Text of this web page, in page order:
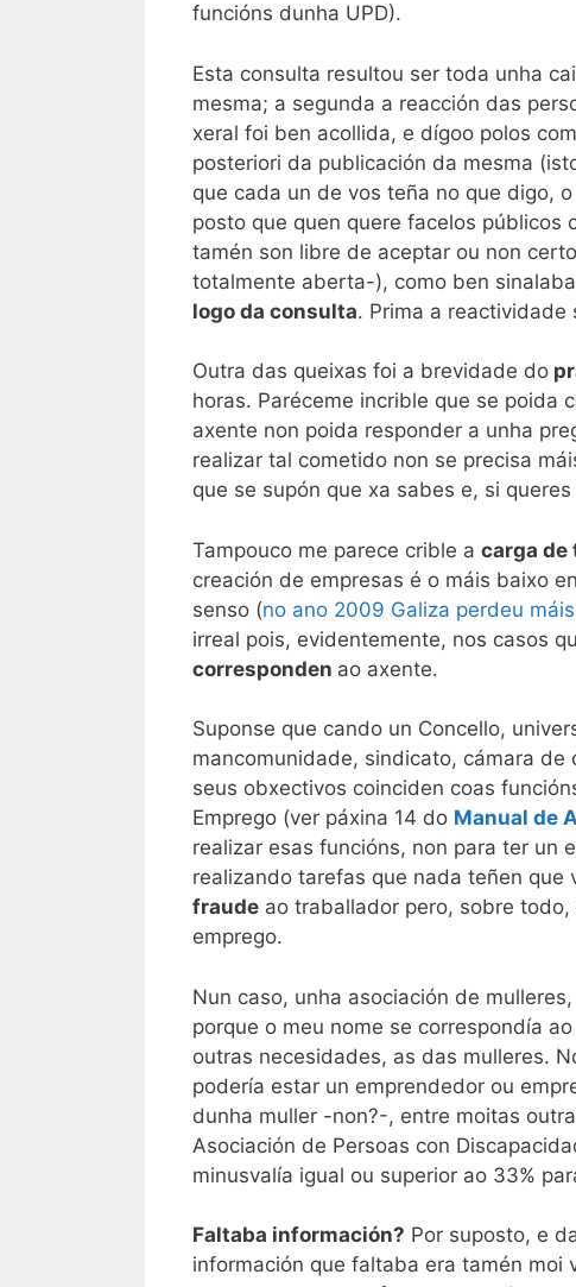
funcións dunha UPD).
Esta consulta resultou ser toda unha
mesma; a segunda a reacción das
xeral foi ben acollida, e dígoo polos
posteriori da publicación da mesma
que cada un de vos teña no que digo,
posto que quen quere facelos
tamén son libre de aceptar ou non
totalmente aberta-), como ben
logo da consulta. Prima a
Outra das queixas foi a brevidade do
horas. Paréceme incrible que se poida
axente non poida responder a unha
realizar tal cometido non se precisa
que se supón que xa sabes e, si
Tampouco me parece crible a carga de
creación de empresas é o máis baixo
senso (no ano 2009 Galiza perdeu
irreal pois, evidentemente, nos casos
corresponden ao axente.
Suponse que cando un Concello,
mancomunidade, sindicato, cámara
seus obxectivos coinciden coas
Emprego (ver páxina 14 do Manual de
realizar esas funcións, non para ter un
realizando tarefas que nada teñen que
fraude ao traballador pero, sobre
emprego.
Nun caso, unha asociación de
porque o meu nome se correspondía
outras necesidades, as das mulleres.
podería estar un emprendedor ou
dunha muller -non?-, entre moitas
Asociación de Persoas con
minusvalía igual ou superior ao 33%
Faltaba información? Por suposto, e
información que faltaba era tamén moi